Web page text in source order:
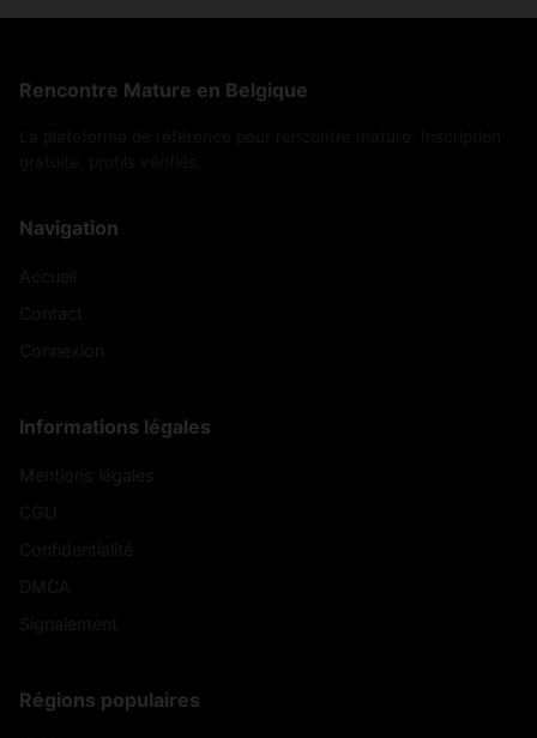
Rencontre Mature en Belgique
Navigation
Informations légales
Régions populaires